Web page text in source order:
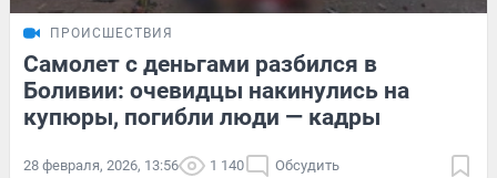
ПРОИСШЕСТВИЯ
Самолет с деньгами разбился в
Боливии: очевидцы накинулись на
купюры, погибли люди — кадры
28 февраля, 2026, 13:56 1 140 Обсудить